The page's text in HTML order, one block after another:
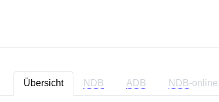
Übersicht NDB ADB NDB-online